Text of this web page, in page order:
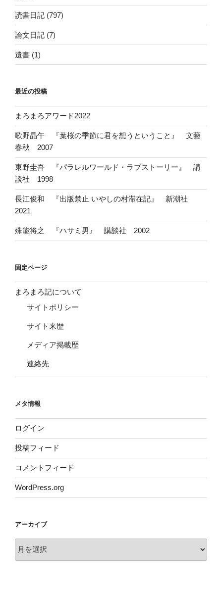
読書日記 (797)
論文日記 (7)
遺書 (1)
最近の投稿
まろまろアワード2022
歌野晶午 『葉桜の季節に君を想うということ』 文藝
春秋 2007
東野圭吾 『パラレルワールド・ラブストーリー』 講
談社 1998
長江俊和 『出版禁止 いやしの村滞在記』 新潮社
2021
殊能将之 『ハサミ男』 講談社 2002
固定ページ
まろまろ記について
サイトポリシー
サイト来歴
メディア掲載歴
連絡先
メタ情報
ログイン
投稿フィード
コメントフィード
WordPress.org
アーカイブ
ー